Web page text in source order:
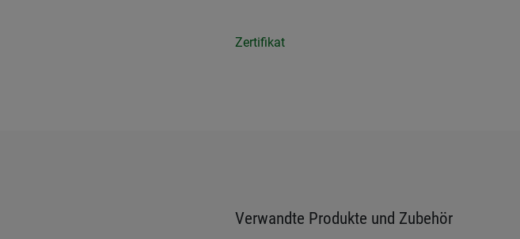
Zertifikat
Verwandte Produkte und Zubehör